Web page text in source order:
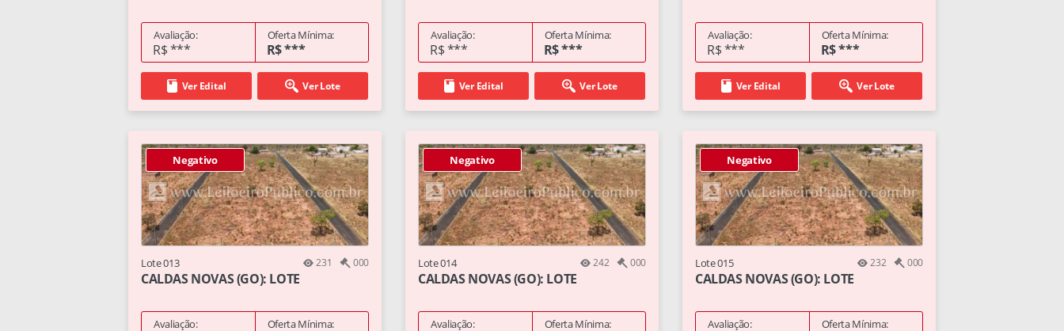
Avaliação:
R$ ***
Oferta Mínima:
R$ ***
Ver Edital Ver Lote
Avaliação:
R$ ***
Oferta Mínima:
R$ ***
Ver Edital Ver Lote
Avaliação:
R$ ***
Oferta Mínima:
R$ ***
Ver Edital Ver Lote
Negativo
Lote 013 231 000
CALDAS NOVAS (GO): LOTE
Avaliação: Oferta Mínima:
Negativo
Lote 014 242 000
CALDAS NOVAS (GO): LOTE
Avaliação: Oferta Mínima:
Negativo
Lote 015 232 000
CALDAS NOVAS (GO): LOTE
Avaliação: Oferta Mínima: